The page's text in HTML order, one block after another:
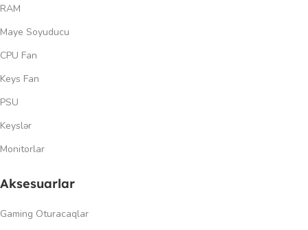
RAM
Maye Soyuducu
CPU Fan
Keys Fan
PSU
Keyslər
Monitorlar
Aksesuarlar
Gaming Oturacaqlar